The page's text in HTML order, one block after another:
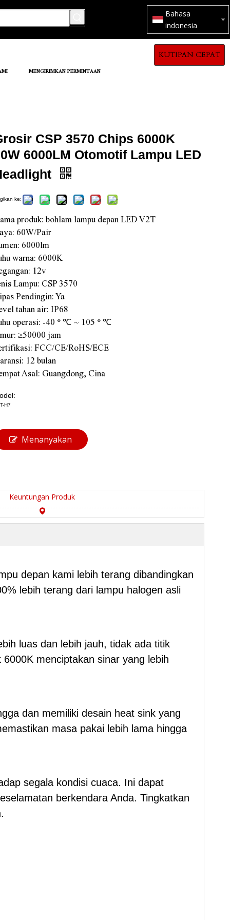
Bahasa
indonesia
MENGIRIMKAN PERMINTAAN
KUTIPAN CEPAT
CSP 3570 Chips 6000K
6000LM Otomotif Lampu LED
ke:
produk: bohlam lampu depan LED V2T
60W/Pair
6000lm
warna: 6000K
12v
Lampu: CSP 3570
Pendingin: Ya
tahan air: IP68
operasi: -40 ° ℃ ~ 105 ° ℃
≥50000 jam
FCC/CE/RoHS/ECE
12 bulan
Asal: Guangdong, Cina
H7
Menanyakan
Keuntungan Produk
depan kami lebih terang dibandingkan
lebih terang dari lampu halogen asli
luas dan lebih jauh, tidak ada titik
menciptakan sinar yang lebih
dan memiliki desain heat sink yang
masa pakai lebih lama hingga
segala kondisi cuaca. Ini dapat
berkendara Anda. Tingkatkan